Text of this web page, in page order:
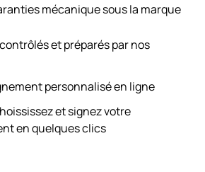
mécanique sous la marque
et préparés par nos
personnalisé en ligne
et signez votre
en quelques clics